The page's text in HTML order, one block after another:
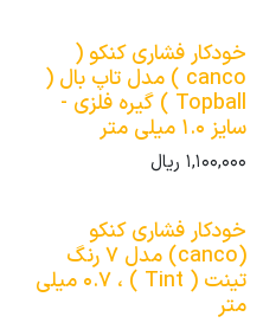
خودکار فشاری کنکو (
canco ) مدل تاپ بال (
Topball ) گیره فلزی -
سایز 1.0 میلی متر
1,100,000ریال
خودکار فشاری کنکو
(canco) مدل 7 رنگ
تینت ( Tint ) ، 0.7 میلی
متر